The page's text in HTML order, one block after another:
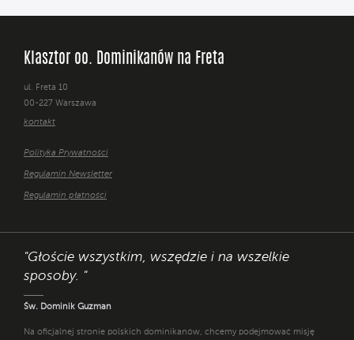
Klasztor oo. Dominikanów na Freta
ul. Freta 10
00-227 Warszawa
kontakt
Polityka Prywatności
Regulamin Newsletter
Regulamin płatności
"Głoście wszystkim, wszędzie i na wszelkie
sposoby. "
Św. Dominik Guzman
Na oficjalnej stronie polskich dominikanów, chcemy podejmować misję